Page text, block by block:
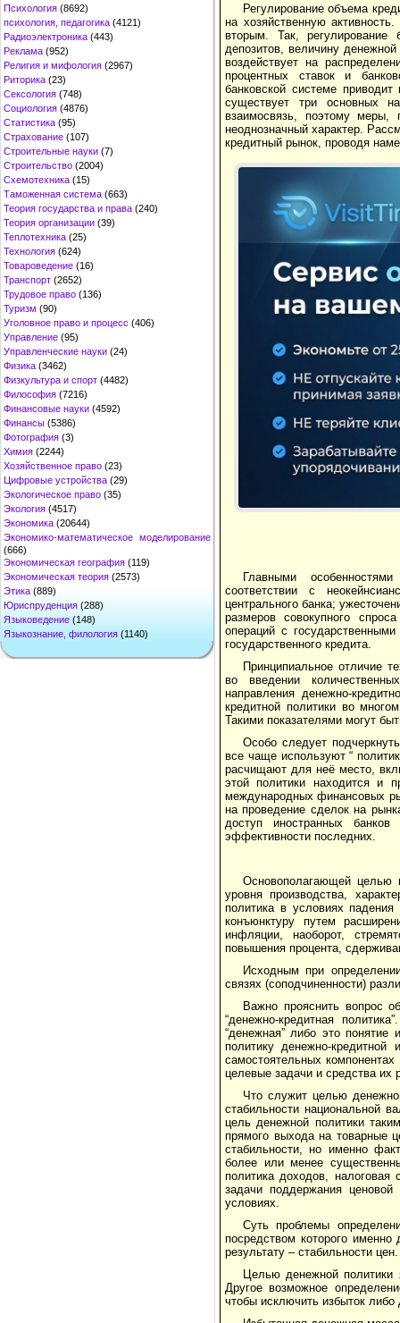
Психология (8692)
психология, педагогика (4121)
Радиоэлектроника (443)
Реклама (952)
Религия и мифология (2967)
Риторика (23)
Сексология (748)
Социология (4876)
Статистика (95)
Страхование (107)
Строительные науки (7)
Строительство (2004)
Схемотехника (15)
Таможенная система (663)
Теория государства и права (240)
Теория организации (39)
Теплотехника (25)
Технология (624)
Товароведение (16)
Транспорт (2652)
Трудовое право (136)
Туризм (90)
Уголовное право и процесс (406)
Управление (95)
Управленческие науки (24)
Физика (3462)
Физкультура и спорт (4482)
Философия (7216)
Финансовые науки (4592)
Финансы (5386)
Фотография (3)
Химия (2244)
Хозяйственное право (23)
Цифровые устройства (29)
Экологическое право (35)
Экология (4517)
Экономика (20644)
Экономико-математическое моделирование
(666)
Экономическая география (119)
Экономическая теория (2573)
Этика (889)
Юриспруденция (288)
Языковедение (148)
Языкознание, филология (1140)
Регулирование объема
на хозяйственную
вторым. Так, регулирование
депозитов, величину
воздействует на
процентных ставок и
банковской системе
существует три основных
взаимосвязь, поэтому меры,
неоднозначный характер.
кредитный рынок, проводя
Главными
соответствии с
центрального банка;
размеров совокупного
операций с
государственного кредита.
Принципиальное отличие
во введении
направления денежно-
кредитной политики во
Такими показателями могут
Особо следует
все чаще используют “
расчищают для неё место,
этой политики находится и
международных финансовых
на проведение сделок на
доступ иностранных
эффективности последних.
Основополагающей целью
уровня производства,
политика в условиях
конъюнктуру путем
инфляции, наоборот,
повышения процента,
Исходным при
связях (соподчиненности)
Важно прояснить вопрос
“денежно-кредитная
“денежная” либо это
политику денежно-
самостоятельных
целевые задачи и средства их
Что служит целью
стабильности национальной
цель денежной политики
прямого выхода на товарные
стабильности, но именно
более или менее
политика доходов,
задачи поддержания ценовой
условиях.
Суть проблемы
посредством которого
результату – стабильности цен.
Целью денежной политики
Другое возможное
чтобы исключить избыток